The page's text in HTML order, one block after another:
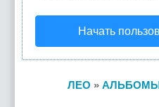
Начать
ЛЕО »